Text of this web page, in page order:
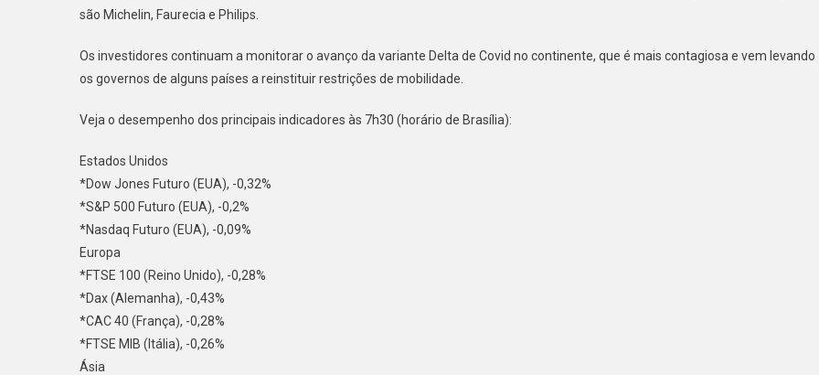
são Michelin, Faurecia e Philips.
Os investidores continuam a monitorar o avanço da variante Delta de Covid no continente, que é mais contagiosa e vem levando
os governos de alguns países a reinstituir restrições de mobilidade.
Veja o desempenho dos principais indicadores às 7h30 (horário de Brasília):
Estados Unidos
*Dow Jones Futuro (EUA), -0,32%
*S&P 500 Futuro (EUA), -0,2%
*Nasdaq Futuro (EUA), -0,09%
Europa
*FTSE 100 (Reino Unido), -0,28%
*Dax (Alemanha), -0,43%
*CAC 40 (França), -0,28%
*FTSE MIB (Itália), -0,26%
Ásia